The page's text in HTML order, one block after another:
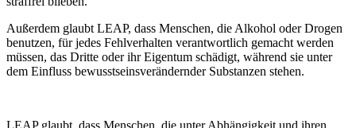
Außerdem glaubt LEAP, dass Menschen, die Alkohol oder Drogen
benutzen, für jedes Fehlverhalten verantwortlich gemacht werden
müssen, das Dritte oder ihr Eigentum schädigt, während sie unter
dem Einfluss bewusstseinsverändernder Substanzen stehen.